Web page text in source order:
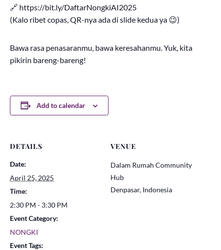
🔗 https://bit.ly/DaftarNongkiAI2025
(Kalo ribet copas, QR-nya ada di slide kedua ya 😉)
Bawa rasa penasaranmu, bawa keresahanmu. Yuk, kita
pikirin bareng-bareng!
Add to calendar
DETAILS
Date:
April 25, 2025
Time:
2:30 PM - 3:30 PM
Event Category:
NONGKI
Event Tags:
VENUE
Dalam Rumah Community
Hub
Denpasar, Indonesia